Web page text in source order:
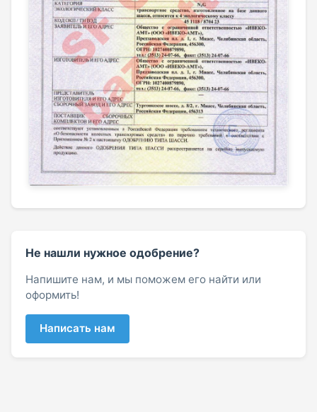
Не нашли нужное одобрение?
Напишите нам, и мы поможем его найти или
оформить!
Написать нам